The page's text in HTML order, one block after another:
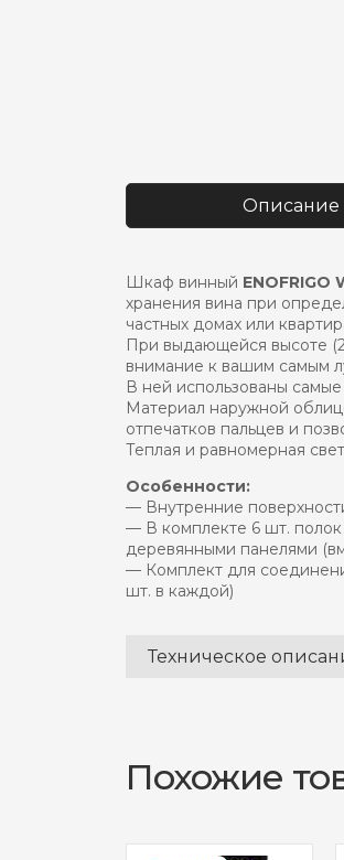
Описание
Шкаф винный
хранения вина при
частных домах или
При выдающейся высоте
внимание к вашим самым
В ней использованы
Материал наружной
отпечатков пальцев и
Теплая и равномерная
Особенности:
— Внутренние
— В комплекте 6 шт. полок
деревянными панелями
— Комплект для
шт. в каждой)
Техническое
Похожие